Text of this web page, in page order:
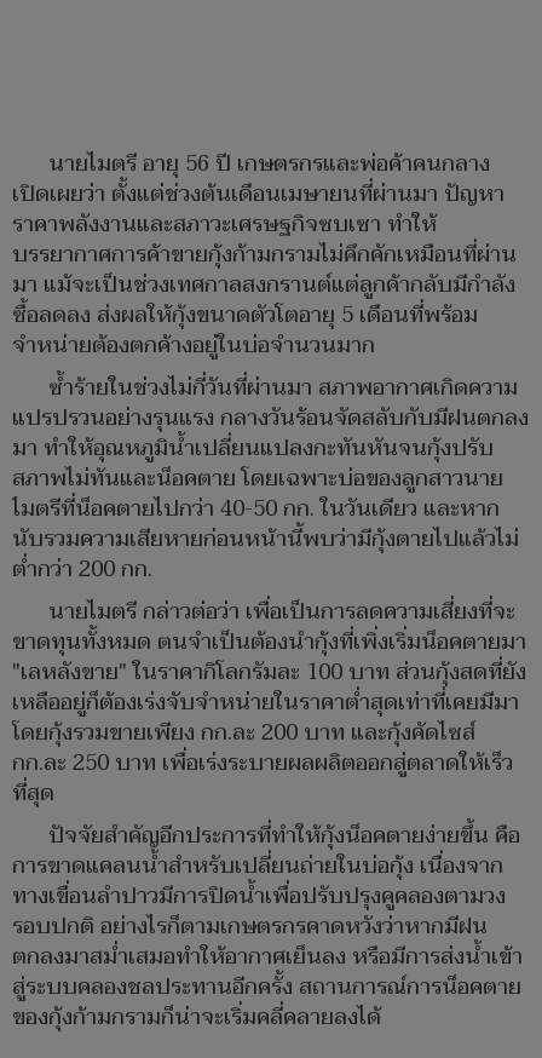
นายไมตรี อายุ 56 ปี เกษตรกรและพ่อค้าคนกลาง
เปิดเผยว่า ตั้งแต่ช่วงต้นเดือนเมษายนที่ผ่านมา ปัญหา
ราคาพลังงานและสภาวะเศรษฐกิจซบเซา ทำให้
บรรยากาศการค้าขายกุ้งก้ามกรามไม่คึกคักเหมือนที่ผ่าน
มา แม้จะเป็นช่วงเทศกาลสงกรานต์แต่ลูกค้ากลับมีกำลัง
ซื้อลดลง ส่งผลให้กุ้งขนาดตัวโตอายุ 5 เดือนที่พร้อม
จำหน่ายต้องตกค้างอยู่ในบ่อจำนวนมาก
ซ้ำร้ายในช่วงไม่กี่วันที่ผ่านมา สภาพอากาศเกิดความ
แปรปรวนอย่างรุนแรง กลางวันร้อนจัดสลับกับมีฝนตกลง
มา ทำให้อุณหภูมิน้ำเปลี่ยนแปลงกะทันหันจนกุ้งปรับ
สภาพไม่ทันและน็อคตาย โดยเฉพาะบ่อของลูกสาวนาย
ไมตรีที่น็อคตายไปกว่า 40-50 กก. ในวันเดียว และหาก
นับรวมความเสียหายก่อนหน้านี้พบว่ามีกุ้งตายไปแล้วไม่
ต่ำกว่า 200 กก.
นายไมตรี กล่าวต่อว่า เพื่อเป็นการลดความเสี่ยงที่จะ
ขาดทุนทั้งหมด ตนจำเป็นต้องนำกุ้งที่เพิ่งเริ่มน็อคตายมา
"เลหลังขาย" ในราคากิโลกรัมละ 100 บาท ส่วนกุ้งสดที่ยัง
เหลืออยู่ก็ต้องเร่งจับจำหน่ายในราคาต่ำสุดเท่าที่เคยมีมา
โดยกุ้งรวมขายเพียง กก.ละ 200 บาท และกุ้งคัดไซส์
กก.ละ 250 บาท เพื่อเร่งระบายผลผลิตออกสู่ตลาดให้เร็ว
ที่สุด
ปัจจัยสำคัญอีกประการที่ทำให้กุ้งน็อคตายง่ายขึ้น คือ
การขาดแคลนน้ำสำหรับเปลี่ยนถ่ายในบ่อกุ้ง เนื่องจาก
ทางเขื่อนลำปาวมีการปิดน้ำเพื่อปรับปรุงคูคลองตามวง
รอบปกติ อย่างไรก็ตามเกษตรกรคาดหวังว่าหากมีฝน
ตกลงมาสม่ำเสมอทำให้อากาศเย็นลง หรือมีการส่งน้ำเข้า
สู่ระบบคลองชลประทานอีกครั้ง สถานการณ์การน็อคตาย
ของกุ้งก้ามกรามก็น่าจะเริ่มคลี่คลายลงได้